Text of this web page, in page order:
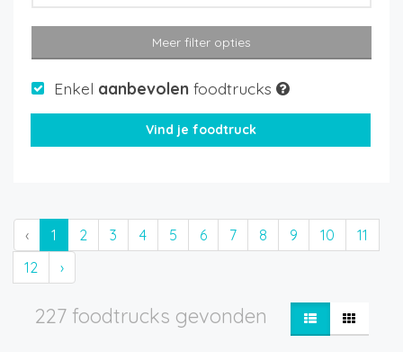
Meer filter opties
Enkel aanbevolen foodtrucks
‹ 1 2 3 4 5 6 7 8 9 10
11
12
›
227 foodtrucks gevonden